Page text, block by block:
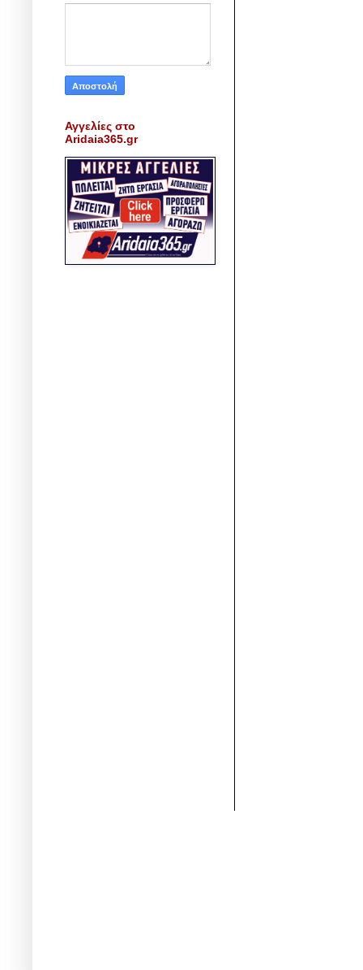
Αγγελίες στο
Aridaia365.gr